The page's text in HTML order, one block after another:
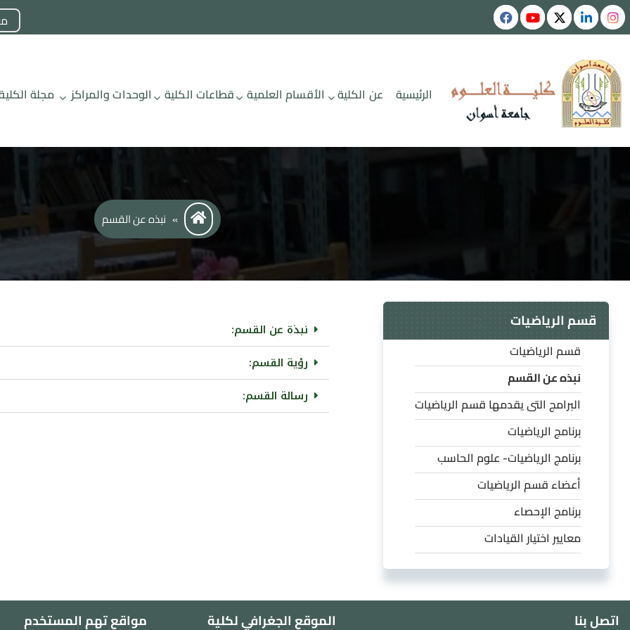
مجلة الوحدات والمراكز قطاعات الكلية الأقسام العلمية عن الكلية الرئيسية
كلية العلوم
» نبذه عن القسم
:نبذة عن القسم
:رؤية القسم
:رسالة القسم
قسم الرياضيات
قسم الرياضيات
نبذه عن القسم
البرامج التى يقدمها قسم الرياضيات
برنامج الرياضيات
برنامج الرياضيات- علوم الحاسب
أعضاء قسم الرياضيات
برنامج الإحصاء
معايير اختيار القيادات
مواقع تهم المستخدم
الموقع الجغرافي لكلية
اتصل بنا